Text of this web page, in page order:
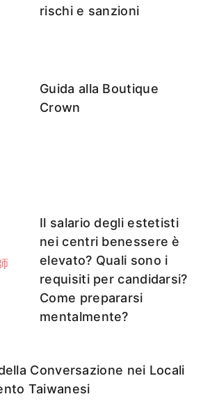
rischi e sanzioni
Guida alla Boutique
Crown
Il salario degli estetisti
nei centri benessere è
elevato? Quali sono i
requisiti per candidarsi?
Come prepararsi
mentalmente?
Conversazione nei Locali
Taiwanesi